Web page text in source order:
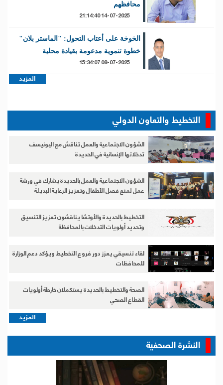
محافظهم
الخوخة على أعتاب التحول: "الماستر بلان"
خطوة تنموية مدعومة بقيادة محلية
المزيد
التخطيط والتعاون الدولي
الشؤون الاجتماعية والعمل تناقش مع اليونيسف
تدخلاتها الإنسانية في الحديدة
الشؤون الاجتماعية والعمل بالحديدة يشارك في ورشة
عمل لمنع فصل الأطفال وتعزيز الرعاية البديلة
التخطيط بالحديدة والأوتشا يناقشون تعزيز التنسيق
وتحديد أولويات التدخلات بالمحافظة
لقاء تنسيقي يعزز دور فروع التخطيط ويؤكد دعم الوزارة
للمحافظات
الصحة والتخطيط بالحديدة يستكملان خارطة أولويات
القطاع الصحي
المزيد
النشرة الصحفية